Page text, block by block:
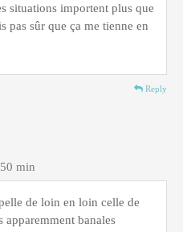
situations importent plus que
pas sûr que ça me tienne en
Reply
min
de loin en loin celle de
apparemment banales